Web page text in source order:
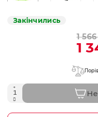
Закінчились
1
1